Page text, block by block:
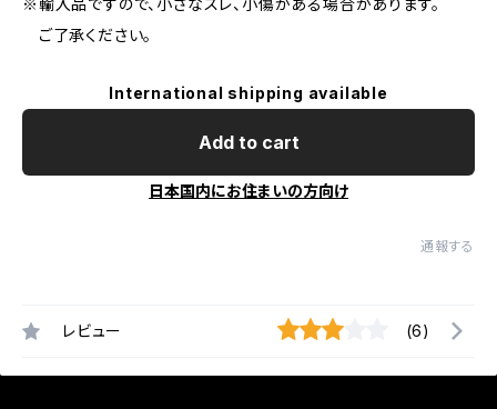
※輸入品ですので、小さなスレ、小傷がある場合があります。
ご了承ください。
International shipping available
Add to cart
日本国内にお住まいの方向け
通報する
レビュー (6)